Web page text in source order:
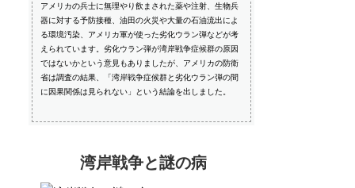
アメリカの兵士に無理やり飲まされた薬や注射、生物兵
器に対する予防接種、油田の火災や大量の石油流出によ
る環境汚染、アメリカ軍が使った劣化ウラン弾などが考
えられています。劣化ウラン弾が湾岸戦争症候群の原因
ではないかという意見もありましたが、アメリカの防衛
省は調査の結果、「湾岸戦争症候群と劣化ウラン弾の間
に因果関係は見られない」という結論を出しました。
湾岸戦争と謎の病